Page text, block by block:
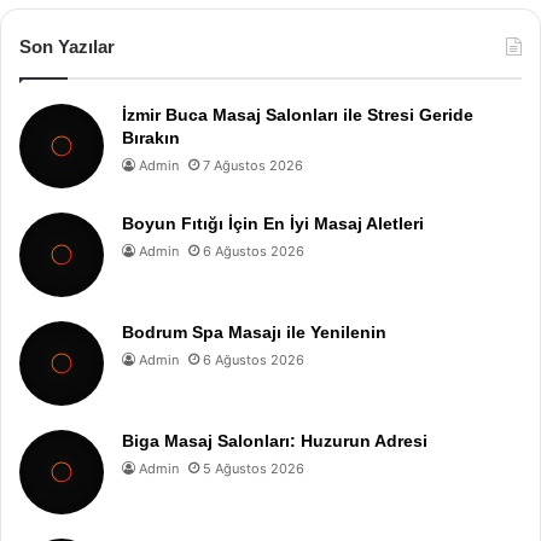
Son Yazılar
İzmir Buca Masaj Salonları ile Stresi Geride
Bırakın
Admin 7 Ağustos 2026
Boyun Fıtığı İçin En İyi Masaj Aletleri
Admin 6 Ağustos 2026
Bodrum Spa Masajı ile Yenilenin
Admin 6 Ağustos 2026
Biga Masaj Salonları: Huzurun Adresi
Admin 5 Ağustos 2026